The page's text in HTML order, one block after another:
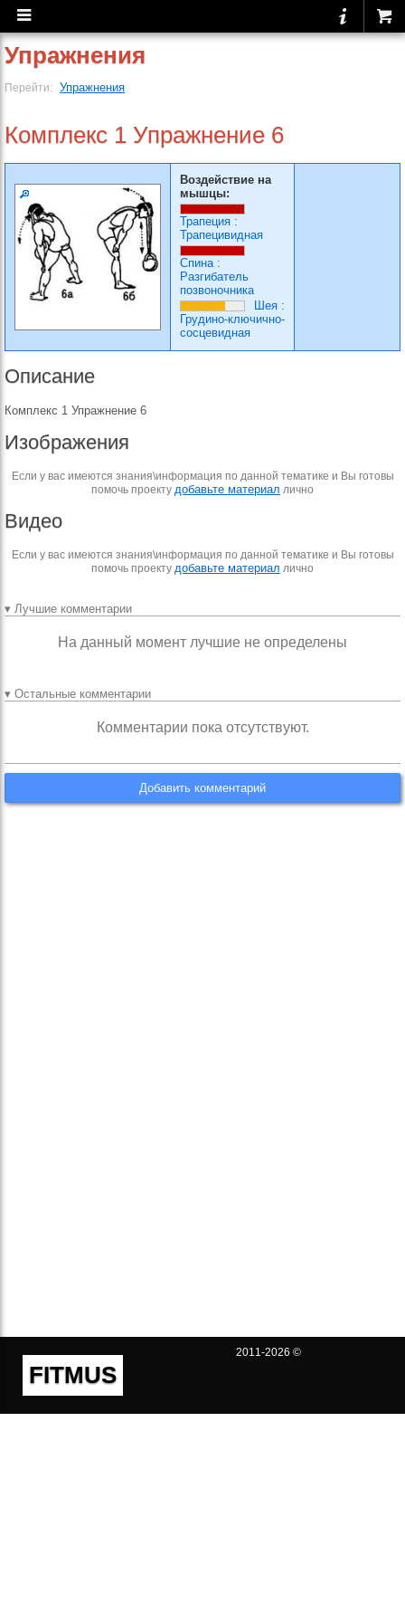
Упражнения
Перейти: Упражнения
Комплекс 1 Упражнение 6
Воздействие на
мышцы:
Трапеция :
Трапецивидная
Спина:
Разгибатель
позвоночника
Шея :
Грудино-ключично-
сосцевидная
Описание
Комплекс 1 Упражнение 6
Изображения
Если у вас имеются знания\информация по данной тематике и Вы готовы
помочь проекту добавьте материал лично
Видео
Если у вас имеются знания\информация по данной тематике и Вы готовы
помочь проекту добавьте материал лично
▾ Лучшие комментарии
На данный момент лучшие не определены
▾ Остальные комментарии
Комментарии пока отсутствуют.
Добавить комментарий
FITMUS
2011-2026 ©